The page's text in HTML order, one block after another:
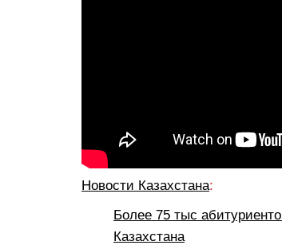
Новости Казахстана:
Более 75 тыс
Казахстана